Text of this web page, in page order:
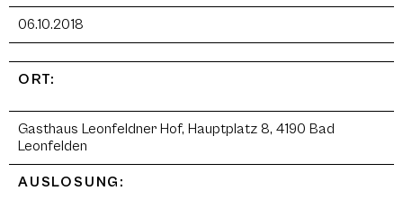
06.10.2018
ORT:
Gasthaus Leonfeldner Hof, Hauptplatz 8, 4190 Bad
Leonfelden
AUSLOSUNG: